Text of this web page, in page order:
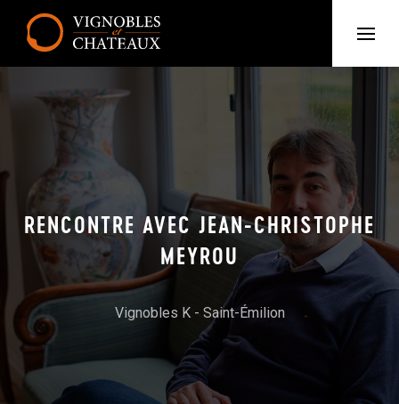
RENCONTRE AVEC JEAN-CHRISTOPHE
MEYROU
Vignobles K - Saint-Émilion